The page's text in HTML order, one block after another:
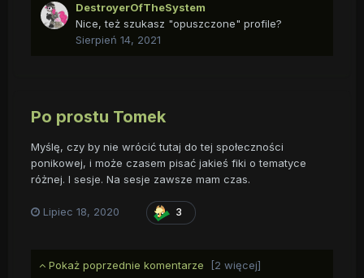
DestroyerOfTheSystem
Nice, też szukasz "opuszczone" profile?
Sierpień 14, 2021
Po prostu Tomek
Myślę, czy by nie wrócić tutaj do tej społeczności
ponikowej, i może czasem pisać jakieś fiki o tematyce
różnej. I sesje. Na sesje zawsze mam czas.
Lipiec 18, 2020 3
Pokaż poprzednie komentarze [2 więcej]